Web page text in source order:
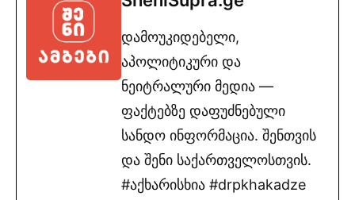
დამოუკიდებელი,
აპოლიტიკური და
ნეიტრალური მედია —
ფაქტებზე დაფუძნებული
სანდო ინფორმაცია. შენთვის
და შენი საქართველოსთვის.
#აქხარისხია #drpkhakadze